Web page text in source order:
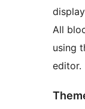
All
using
editor.